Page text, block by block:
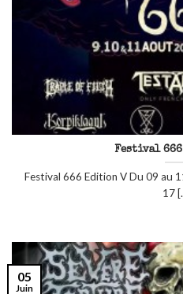
Festival
Festival 666 Edition V Du 09 au
17
05
Juin